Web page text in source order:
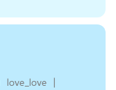
love_love |